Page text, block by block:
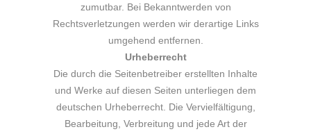
zumutbar. Bei Bekanntwerden von
Rechtsverletzungen werden wir derartige Links
umgehend entfernen.
Urheberrecht
Die durch die Seitenbetreiber erstellten Inhalte
und Werke auf diesen Seiten unterliegen dem
deutschen Urheberrecht. Die Vervielfältigung,
Bearbeitung, Verbreitung und jede Art der